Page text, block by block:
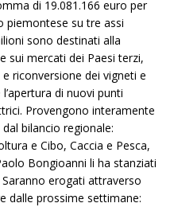
di 19.081.166 euro per
piemontese su tre assi
sono destinati alla
sui mercati dei Paesi terzi,
riconversione dei vigneti e
di nuovi punti
Provengono interamente
bilancio regionale:
e Cibo, Caccia e Pesca,
Bongioanni li ha stanziati
erogati attraverso
dalle prossime settimane: